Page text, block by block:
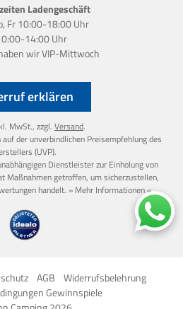
erklären
MwSt., zzgl. Versand.
der unverbindlichen Preisempfehlung des
(UVP).
Dienstleister zur Einholung von
Maßnahmen getroffen, um sicherzustellen,
handelt. » Mehr Informationen «
Ladengeschäft
Fr 10:00-18:00 Uhr
14:00 Uhr
wirVIP-Mittwoch
AGB
Widerrufsbelehrung
Gewinnspiele